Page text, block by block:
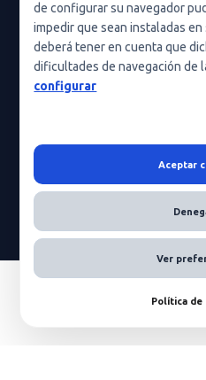
de configurar su navegador
impedir que sean instaladas
deberá tener en cuenta que
dificultades de navegación de
configurar
Aceptar
Ver
Política de
Política de cookies
Condiciones generales de
Nota legal